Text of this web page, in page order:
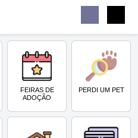
FEIRAS DE
ADOÇÃO
PERDI UM PET